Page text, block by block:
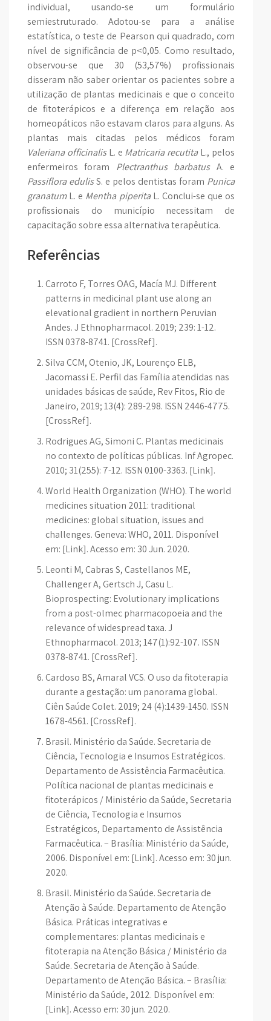
individual, usando-se um formulário
semiestruturado. Adotou-se para a análise
estatística, o teste de Pearson qui quadrado, com
nível de significância de p<0,05. Como resultado,
observou-se que 30 (53,57%) profissionais
disseram não saber orientar os pacientes sobre a
utilização de plantas medicinais e que o conceito
de fitoterápicos e a diferença em relação aos
homeopáticos não estavam claros para alguns. As
plantas mais citadas pelos médicos foram
Valeriana officinalisL. e Matricaria recutitaL., pelos
enfermeiros foram Plectranthus barbatus A. e
Passiflora edulisS. e pelos dentistas foram Punica
granatumL. e Mentha piperitaL. Conclui-se que os
profissionais do município necessitam de
capacitação sobre essa alternativa terapêutica.
Referências
Carroto F, Torres OAG, Macía MJ. Different
patterns in medicinal plant use along an
elevational gradient in northern Peruvian
Andes. J Ethnopharmacol. 2019; 239: 1-12.
ISSN 0378-8741. [CrossRef].
Silva CCM, Otenio, JK, Lourenço ELB,
Jacomassi E. Perfil das Família atendidas nas
unidades básicas de saúde, Rev Fitos, Rio de
Janeiro, 2019; 13(4): 289-298. ISSN 2446-4775.
[CrossRef].
Rodrigues AG, Simoni C. Plantas medicinais
no contexto de políticas públicas. Inf Agropec.
2010; 31(255): 7-12. ISSN 0100-3363. [Link].
World Health Organization (WHO). The world
medicines situation 2011: traditional
medicines: global situation, issues and
challenges. Geneva: WHO, 2011. Disponível
em: [Link]. Acesso em: 30 Jun. 2020.
Leonti M, Cabras S, Castellanos ME,
Challenger A, Gertsch J, Casu L.
Bioprospecting: Evolutionary implications
from a post-olmec pharmacopoeia and the
relevance of widespread taxa. J
Ethnopharmacol. 2013; 147(1):92-107. ISSN
0378-8741. [CrossRef].
Cardoso BS, Amaral VCS. O uso da fitoterapia
durante a gestação: um panorama global.
Ciên Saúde Colet. 2019; 24 (4):1439-1450. ISSN
1678-4561. [CrossRef].
Brasil. Ministério da Saúde. Secretaria de
Ciência, Tecnologia e Insumos Estratégicos.
Departamento de Assistência Farmacêutica.
Política nacional de plantas medicinais e
fitoterápicos / Ministério da Saúde, Secretaria
de Ciência, Tecnologia e Insumos
Estratégicos, Departamento de Assistência
Farmacêutica. – Brasília: Ministério da Saúde,
2006. Disponível em: [Link]. Acesso em: 30 jun.
2020.
Brasil. Ministério da Saúde. Secretaria de
Atenção à Saúde. Departamento de Atenção
Básica. Práticas integrativas e
complementares: plantas medicinais e
fitoterapia na Atenção Básica / Ministério da
Saúde. Secretaria de Atenção à Saúde.
Departamento de Atenção Básica. – Brasília:
Ministério da Saúde, 2012. Disponível em:
[Link]. Acesso em: 30 jun. 2020.